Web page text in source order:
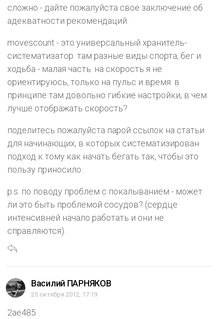
сложно - дайте пожалуйста свое заключение об
адекватности рекомендаций.
movescount - это универсальный хранитель-
систематизатор. там разные виды спорта, бег и
ходьба - малая часть. на скорость я не
ориентируюсь, только на пульс и время. в
принципе там довольно гибкие настройки, в чем
лучше отображать скорость?
поделитесь пожалуйста парой ссылок на статьи
для начинающих, в которых систематизирован
подход к тому как начать бегать так, чтобы это
пользу приносило.
p.s. по поводу проблем с покалыванием - может
ли это быть проблемой сосудов? (сердце
интенсивней начало работать и они не
справляются).
Василий ПАРНЯКОВ
25 октября 2012, 17:19
2ae485